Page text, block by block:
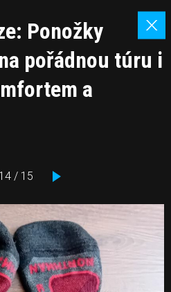
Ponožky
pořádnou túru i
a
14 / 15